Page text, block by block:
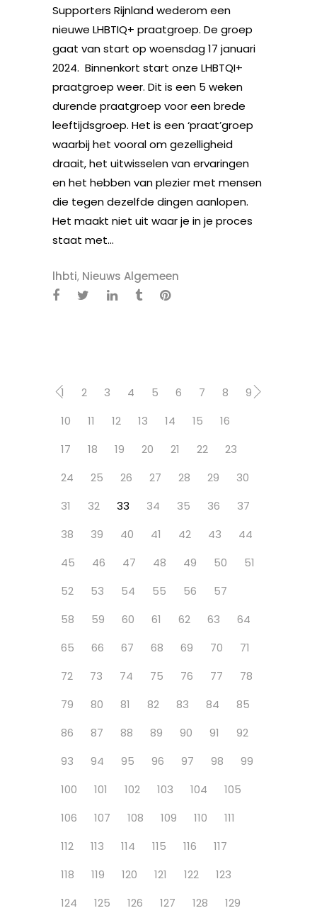
Supporters Rijnland wederom een
nieuwe LHBTIQ+ praatgroep. De groep
gaat van start op woensdag 17 januari
2024. Binnenkort start onze LHBTQI+
praatgroep weer. Dit is een 5 weken
durende praatgroep voor een brede
leeftijdsgroep. Het is een ‘praat’groep
waarbij het vooral om gezelligheid
draait, het uitwisselen van ervaringen
en het hebben van plezier met mensen
die tegen dezelfde dingen aanlopen.
Het maakt niet uit waar je in je proces
staat met...
lhbti, Nieuws Algemeen
1 2 3 4 5 6 7 8
9
10
11 12 13 14 15
16
17
18 19 20 21 22
23
24
25 26 27 28 29
30
31
32 33 34 35 36
37
38
39 40 41 42 43
44
45
46 47 48 49 50
51
52
53 54 55 56
57
58
59 60 61 62 63
64
65
66 67 68 69 70
71
72
73 74 75 76 77
78
79
80 81 82 83 84
85
86
87 88 89 90 91
92
93
94 95 96 97 98
99
100
101 102 103 104
105
106
107 108 109 110
111
112
113 114 115 116
117
118
119 120 121 122
123
124
125 126 127 128 129